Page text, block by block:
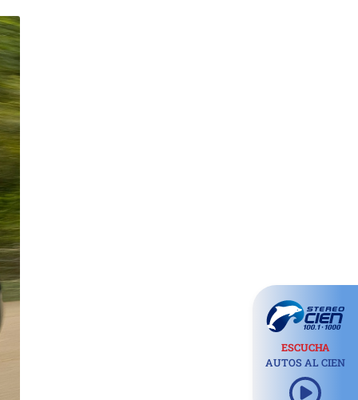
ESCUCHA
AUTOS AL CIEN